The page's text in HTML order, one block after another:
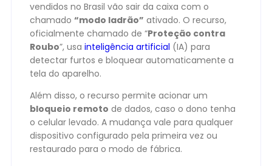
vendidos no Brasil vão sair da caixa com o
chamado “modo ladrão” ativado. O recurso,
oficialmente chamado de “Proteção contra
Roubo”, usa inteligência artificial (IA) para
detectar furtos e bloquear automaticamente a
tela do aparelho.
Além disso, o recurso permite acionar um
bloqueio remoto de dados, caso o dono tenha
o celular levado. A mudança vale para qualquer
dispositivo configurado pela primeira vez ou
restaurado para o modo de fábrica.